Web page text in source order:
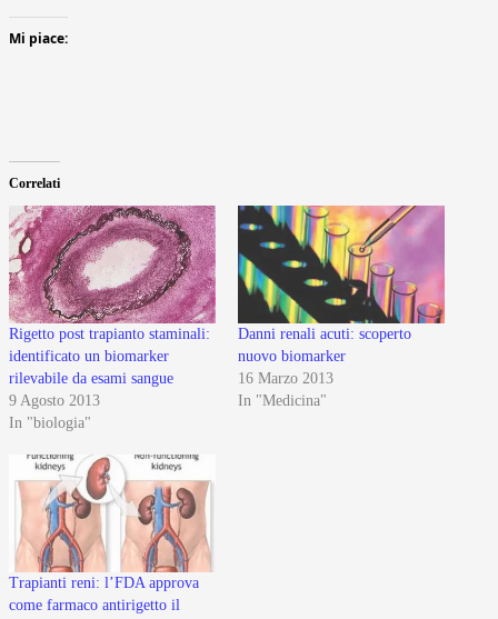
Mi piace:
Correlati
Rigetto post trapianto staminali:
identificato un biomarker
rilevabile da esami sangue
9 Agosto 2013
In "biologia"
Danni renali acuti: scoperto
nuovo biomarker
16 Marzo 2013
In "Medicina"
Trapianti reni: l’FDA approva
come farmaco antirigetto il